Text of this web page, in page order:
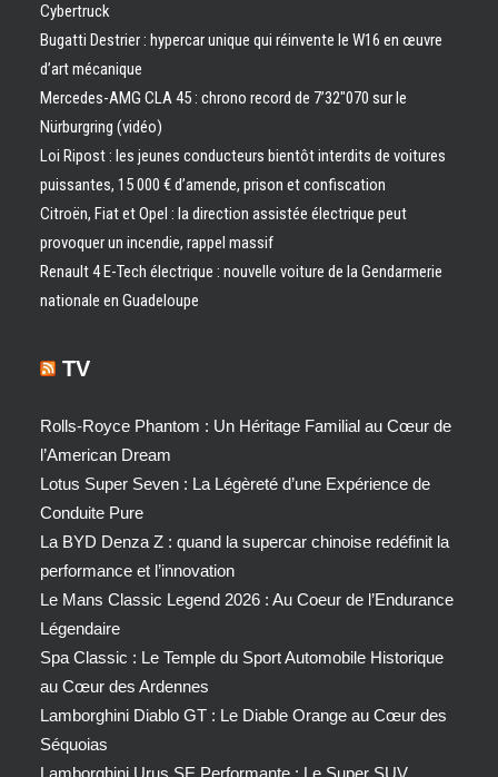
Cybertruck
Bugatti Destrier : hypercar unique qui réinvente le W16 en œuvre
d’art mécanique
Mercedes-AMG CLA 45 : chrono record de 7’32″070 sur le
Nürburgring (vidéo)
Loi Ripost : les jeunes conducteurs bientôt interdits de voitures
puissantes, 15 000 € d’amende, prison et confiscation
Citroën, Fiat et Opel : la direction assistée électrique peut
provoquer un incendie, rappel massif
Renault 4 E-Tech électrique : nouvelle voiture de la Gendarmerie
nationale en Guadeloupe
TV
Rolls-Royce Phantom : Un Héritage Familial au Cœur de
l’American Dream
Lotus Super Seven : La Légèreté d’une Expérience de
Conduite Pure
La BYD Denza Z : quand la supercar chinoise redéfinit la
performance et l’innovation
Le Mans Classic Legend 2026 : Au Coeur de l’Endurance
Légendaire
Spa Classic : Le Temple du Sport Automobile Historique
au Cœur des Ardennes
Lamborghini Diablo GT : Le Diable Orange au Cœur des
Séquoias
Lamborghini Urus SE Performante : Le Super SUV